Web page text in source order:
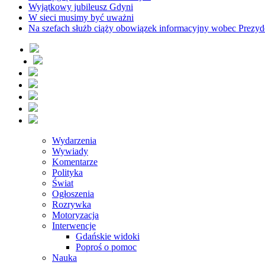
Wyjątkowy jubileusz Gdyni
W sieci musimy być uważni
Na szefach służb ciąży obowiązek informacyjny wobec
Wydarzenia
Wywiady
Komentarze
Polityka
Świat
Ogłoszenia
Rozrywka
Motoryzacja
Interwencje
Gdańskie widoki
Poproś o pomoc
Nauka